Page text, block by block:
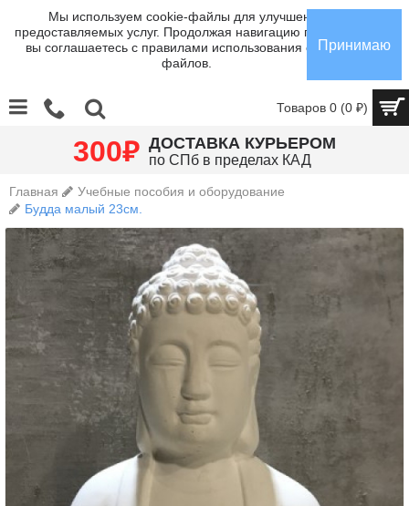
Мы используем cookie-файлы для улучшения
предоставляемых услуг. Продолжая навигацию по сайту,
вы соглашаетесь с правилами использования cookie-
файлов.
Принимаю
Товаров 0 (0 ₽)
300₽ ДОСТАВКА КУРЬЕРОМ
по СПб в пределах КАД
Главная
Учебные пособия и оборудование
Будда малый 23см.